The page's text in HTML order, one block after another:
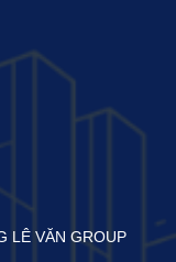
LÊ VĂN GROUP